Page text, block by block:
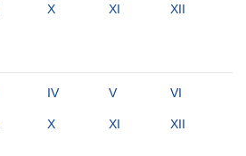
X XI XII
IV V VI
X XI XII